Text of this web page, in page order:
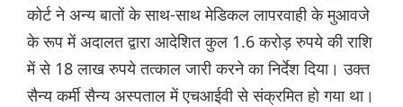
कोर्ट ने अन्य बातों के साथ-साथ मेडिकल लापरवाही के मुआवजे
के रूप में अदालत द्वारा आदेशित कुल 1.6 करोड़ रुपये की राशि
में से 18 लाख रुपये तत्काल जारी करने का निर्देश दिया। उक्त
सैन्य कर्मी सैन्य अस्पताल में एचआईवी से संक्रमित हो गया था।